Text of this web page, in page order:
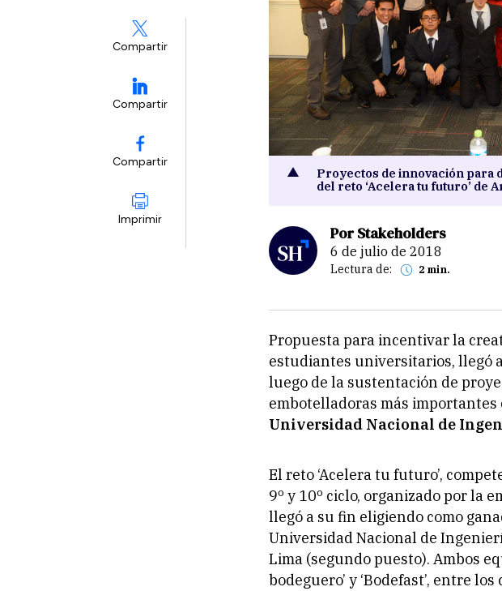
Compartir
Compartir
Compartir
Imprimir
Proyectos de innovación para
del reto ‘Acelera tu futuro’ de
Por Stakeholders
6 de julio de 2018
Lectura de: 2 min.
Propuesta para incentivar la
estudiantes universitarios, llegó
luego de la sustentación de
embotelladoras más importantes
Universidad Nacional de
El reto ‘Acelera tu futuro’,
9o y 10o ciclo, organizado por la
llegó a su fin eligiendo como
Universidad Nacional de
Lima (segundo puesto). Ambos
bodeguero’ y ‘Bodefast’, entre